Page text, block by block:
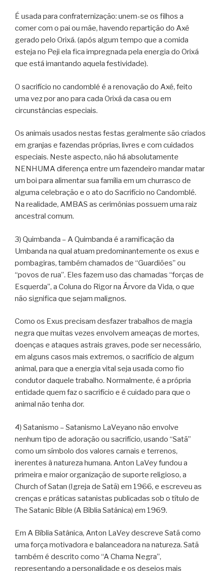
É usada para confraternização: unem-se os filhos a
comer com o pai ou mãe, havendo repartição do Axé
gerado pelo Orixá. (após algum tempo que a comida
esteja no Peji ela fica impregnada pela energia do Orixá
que está imantando aquela festividade).
O sacrifício no candomblé é a renovação do Axé, feito
uma vez por ano para cada Orixá da casa ou em
circunstâncias especiais.
Os animais usados nestas festas geralmente são criados
em granjas e fazendas próprias, livres e com cuidados
especiais. Neste aspecto, não há absolutamente
NENHUMA diferença entre um fazendeiro mandar matar
um boi para alimentar sua família em um churrasco de
alguma celebração e o ato do Sacrifício no Candomblé.
Na realidade, AMBAS as cerimônias possuem uma raiz
ancestral comum.
3) Quimbanda – A Quimbanda é a ramificação da
Umbanda na qual atuam predominantemente os exus e
pombagiras, também chamados de “Guardiões” ou
“povos de rua”. Eles fazem uso das chamadas “forças de
Esquerda”, a Coluna do Rigor na Árvore da Vida, o que
não significa que sejam malignos.
Como os Exus precisam desfazer trabalhos de magia
negra que muitas vezes envolvem ameaças de mortes,
doenças e ataques astrais graves, pode ser necessário,
em alguns casos mais extremos, o sacrifício de algum
animal, para que a energia vital seja usada como fio
condutor daquele trabalho. Normalmente, é a própria
entidade quem faz o sacrifício e é cuidado para que o
animal não tenha dor.
4) Satanismo – Satanismo LaVeyano não envolve
nenhum tipo de adoração ou sacrifício, usando “Satã”
como um símbolo dos valores carnais e terrenos,
inerentes à natureza humana. Anton LaVey fundou a
primeira e maior organização de suporte religioso, a
Church of Satan (Igreja de Satã) em 1966, e escreveu as
crenças e práticas satanistas publicadas sob o título de
The Satanic Bible (A Bíblia Satânica) em 1969.
Em A Bíblia Satânica, Anton LaVey descreve Satã como
uma força motivadora e balanceadora na natureza. Satã
também é descrito como “A Chama Negra”,
representando a personalidade e os desejos mais